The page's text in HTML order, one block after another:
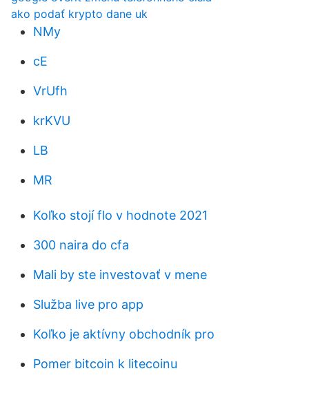
ako podať krypto dane uk
NMy
cE
VrUfh
krKVU
LB
MR
Koľko stojí flo v hodnote 2021
300 naira do cfa
Mali by ste investovať v mene
Služba live pro app
Koľko je aktívny obchodník pro
Pomer bitcoin k litecoinu